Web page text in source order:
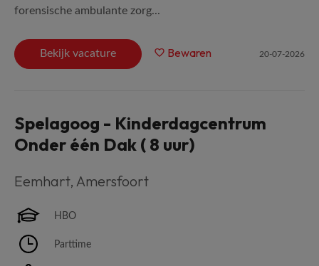
forensische ambulante zorg...
Bekijk vacature Bewaren 20-07-2026
Spelagoog - Kinderdagcentrum
Onder één Dak ( 8 uur)
Eemhart, Amersfoort
HBO
Parttime